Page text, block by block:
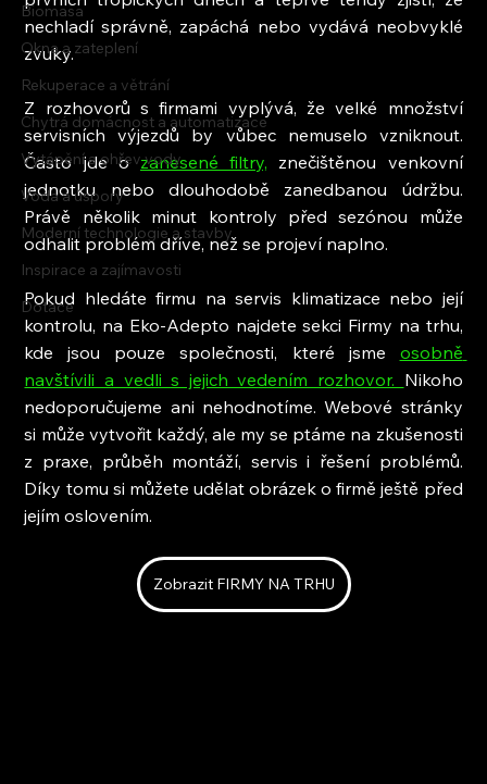
Biomasa
Okna a zateplení
Rekuperace a větrání
Chytrá domácnost a automatizace
Vytápění a ohřev vody
Voda a úspory
Moderní technologie a stavby
Inspirace a zajímavosti
Dotace
nechladí správně, zapáchá nebo vydává neobvyklé
zvuky.
Z rozhovorů s firmami vyplývá, že velké množství
servisních výjezdů by vůbec nemuselo vzniknout.
Často jde o zanesené filtry, znečištěnou venkovní
jednotku nebo dlouhodobě zanedbanou údržbu.
Právě několik minut kontroly před sezónou může
odhalit problém dříve, než se projeví naplno.
Pokud hledáte firmu na servis klimatizace nebo její
kontrolu, na Eko-Adepto najdete sekci Firmy na trhu,
kde jsou pouze společnosti, které jsme osobně
navštívili a vedli s jejich vedením rozhovor. Nikoho
nedoporučujeme ani nehodnotíme. Webové stránky
si může vytvořit každý, ale my se ptáme na zkušenosti
z praxe, průběh montáží, servis i řešení problémů.
Díky tomu si můžete udělat obrázek o firmě ještě před
jejím oslovením.
Zobrazit FIRMY NA TRHU